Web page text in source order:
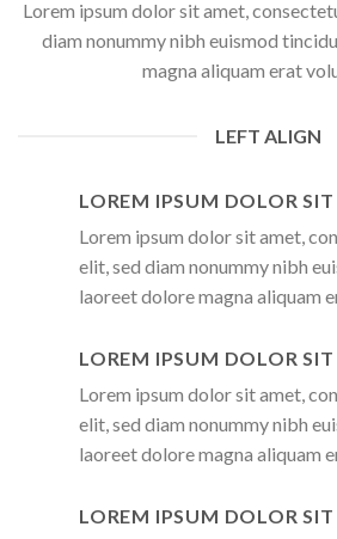
Lorem ipsum dolor sit amet,
diam nonummy nibh euismod
magna aliquam erat
LEFT ALIGN
LOREM IPSUM DOLOR
Lorem ipsum dolor sit amet,
elit, sed diam nonummy nibh
laoreet dolore magna aliquam
LOREM IPSUM DOLOR
Lorem ipsum dolor sit amet,
elit, sed diam nonummy nibh
laoreet dolore magna aliquam
LOREM IPSUM DOLOR